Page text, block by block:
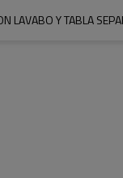
LAVABO Y TABLA